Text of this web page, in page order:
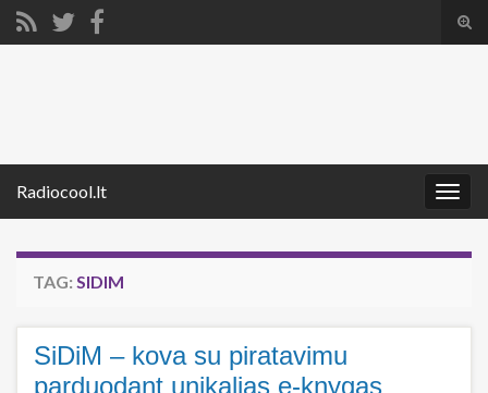
Radiocool.lt
TAG: SIDIM
SiDiM – kova su piratavimu
parduodant unikalias e-knygas